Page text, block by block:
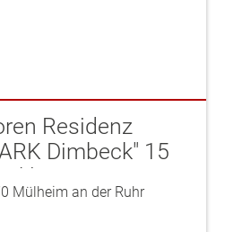
Residenz
Dimbeck" 15
exkl. W ...
Mülheim an der Ruhr